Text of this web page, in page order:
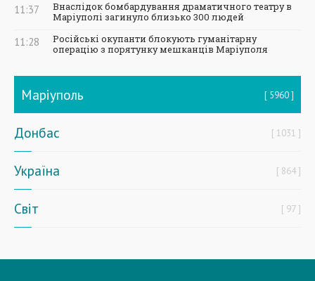
11:37
Внаслідок бомбардування драматичного театру в
Маріуполі загинуло близько 300 людей
11:28
Російські окупанти блокують гуманітарну
операцію з порятунку мешканців Маріуполя
Маріуполь 5960
Донбас 1031
Україна 864
Світ 97